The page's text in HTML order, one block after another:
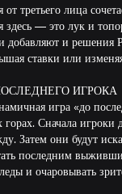
от третьего лица
— это лук и
добавляют и решения
ставки или
ИГРОКА
игра «до
Сначала
Затем они будут
последним
и очаровывать